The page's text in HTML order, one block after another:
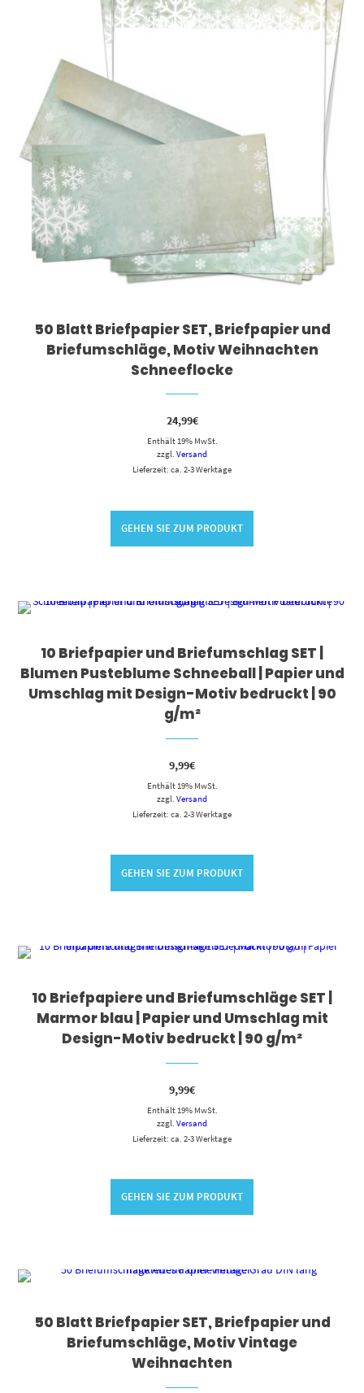
50 Blatt Briefpapier SET, Briefpapier und
Briefumschläge, Motiv Weihnachten
Schneeflocke
24,99€
Enthält 19% MwSt.
zzgl. Versand
Lieferzeit: ca. 2-3 Werktage
GEHEN SIE ZUM PRODUKT
10 Briefpapier und Briefumschlag SET |
Blumen Pusteblume Schneeball | Papier und
Umschlag mit Design-Motiv bedruckt | 90
g/m²
9,99€
Enthält 19% MwSt.
zzgl. Versand
Lieferzeit: ca. 2-3 Werktage
GEHEN SIE ZUM PRODUKT
10 Briefpapiere und Briefumschläge SET |
Marmor blau | Papier und Umschlag mit
Design-Motiv bedruckt | 90 g/m²
9,99€
Enthält 19% MwSt.
zzgl. Versand
Lieferzeit: ca. 2-3 Werktage
GEHEN SIE ZUM PRODUKT
50 Blatt Briefpapier SET, Briefpapier und
Briefumschläge, Motiv Vintage
Weihnachten